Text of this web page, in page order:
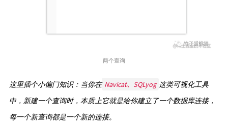
两个查询
这里插个小偏门知识：当你在 Navicat、SQLyog 这类可视化工具
中，新建一个查询时，本质上它就是给你建立了一个数据库连接，
每一个新查询都是一个新的连接。